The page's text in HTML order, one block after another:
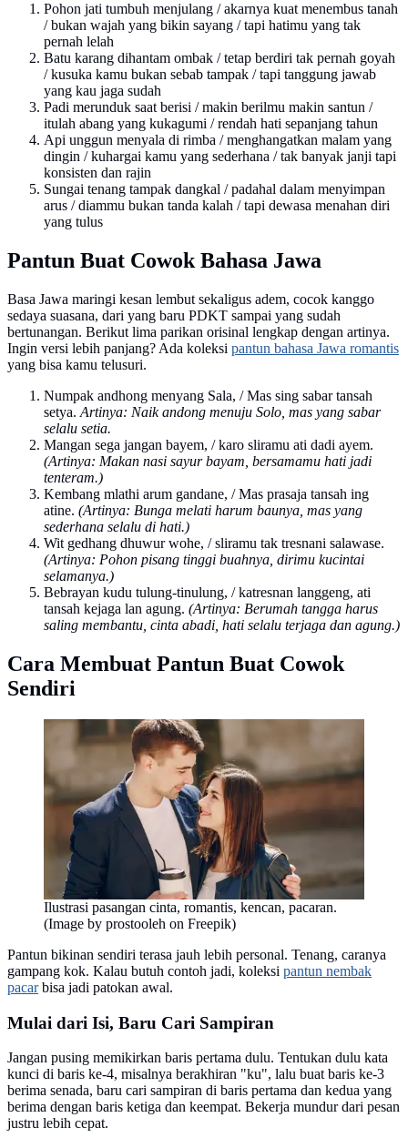
Pohon jati tumbuh menjulang / akarnya kuat menembus tanah
/ bukan wajah yang bikin sayang / tapi hatimu yang tak
pernah lelah
Batu karang dihantam ombak / tetap berdiri tak pernah goyah
/ kusuka kamu bukan sebab tampak / tapi tanggung jawab
yang kau jaga sudah
Padi merunduk saat berisi / makin berilmu makin santun /
itulah abang yang kukagumi / rendah hati sepanjang tahun
Api unggun menyala di rimba / menghangatkan malam yang
dingin / kuhargai kamu yang sederhana / tak banyak janji tapi
konsisten dan rajin
Sungai tenang tampak dangkal / padahal dalam menyimpan
arus / diammu bukan tanda kalah / tapi dewasa menahan diri
yang tulus
Pantun Buat Cowok Bahasa Jawa
Basa Jawa maringi kesan lembut sekaligus adem, cocok kanggo
sedaya suasana, dari yang baru PDKT sampai yang sudah
bertunangan. Berikut lima parikan orisinal lengkap dengan artinya.
Ingin versi lebih panjang? Ada koleksi pantun bahasa Jawa romantis
yang bisa kamu telusuri.
Numpak andhong menyang Sala, / Mas sing sabar tansah
setya. Artinya: Naik andong menuju Solo, mas yang sabar
selalu setia.
Mangan sega jangan bayem, / karo sliramu ati dadi ayem.
(Artinya: Makan nasi sayur bayam, bersamamu hati jadi
tenteram.)
Kembang mlathi arum gandane, / Mas prasaja tansah ing
atine. (Artinya: Bunga melati harum baunya, mas yang
sederhana selalu di hati.)
Wit gedhang dhuwur wohe, / sliramu tak tresnani salawase.
(Artinya: Pohon pisang tinggi buahnya, dirimu kucintai
selamanya.)
Bebrayan kudu tulung-tinulung, / katresnan langgeng, ati
tansah kejaga lan agung. (Artinya: Berumah tangga harus
saling membantu, cinta abadi, hati selalu terjaga dan agung.)
Cara Membuat Pantun Buat Cowok
Sendiri
Ilustrasi pasangan cinta, romantis, kencan, pacaran.
(Image by prostooleh on Freepik)
Pantun bikinan sendiri terasa jauh lebih personal. Tenang, caranya
gampang kok. Kalau butuh contoh jadi, koleksi pantun nembak
pacarbisa jadi patokan awal.
Mulai dari Isi, Baru Cari Sampiran
Jangan pusing memikirkan baris pertama dulu. Tentukan dulu kata
kunci di baris ke-4, misalnya berakhiran "ku", lalu buat baris ke-3
berima senada, baru cari sampiran di baris pertama dan kedua yang
berima dengan baris ketiga dan keempat. Bekerja mundur dari pesan
justru lebih cepat.